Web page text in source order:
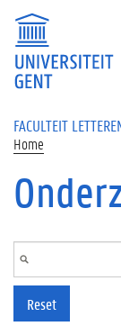
Overslaan en naar de
FACULTEIT
Home
Reset